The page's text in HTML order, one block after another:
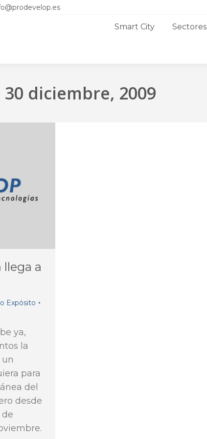
Smart City Sectores
30 diciembre, 2009
llega a
Expósito
ya,
la
un
para
del
desde